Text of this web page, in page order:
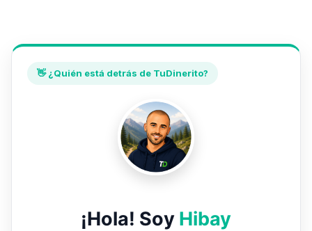
👋 ¿Quién está detrás de TuDinerito?
¡Hola! Soy Hibay